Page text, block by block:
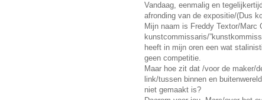
Vandaag, eenmalig en
afronding van de expositie/(Dus
Mijn naam is Freddy Textor/Marc
kunstcommissaris/
heeft in mijn oren een wat
geen competitie.
Maar hoe zit dat /voor de maker/
link/tussen binnen en
niet gemaakt is?